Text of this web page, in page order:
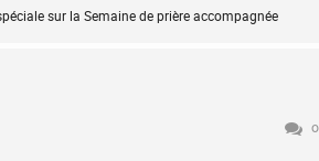
sur la Semaine de prière accompagnée
0